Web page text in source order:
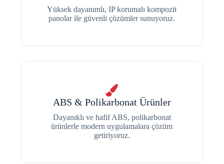
Yüksek dayanımlı, IP korumalı kompozit
panolar ile güvenli çözümler sunuyoruz.
ABS & Polikarbonat Ürünler
Dayanıklı ve hafif ABS, polikarbonat
ürünlerle modern uygulamalara çözüm
getiriyoruz.